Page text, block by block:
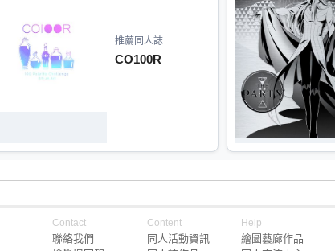
推薦同人誌
CO100R
Contact
聯絡我們
Content
同人活動資訊
Help
繪圖藝廊作品